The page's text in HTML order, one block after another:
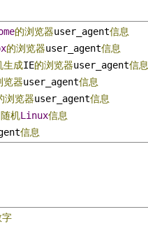
的浏览器user_agent信息
的浏览器user_agent信息
生成IE的浏览器user_agent信息
览器user_agent信息
浏览器user_agent信息
机Linux信息
信息